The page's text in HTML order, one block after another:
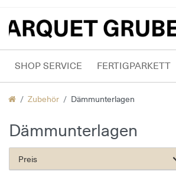
SHOP SERVICE FERTIGPARKETT
Zubehör Dämmunterlagen
Dämmunterlagen
Preis